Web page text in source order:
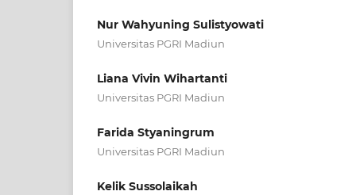
Nur Wahyuning Sulistyowati
Universitas PGRI Madiun
Liana Vivin Wihartanti
Universitas PGRI Madiun
Farida Styaningrum
Universitas PGRI Madiun
Kelik Sussolaikah